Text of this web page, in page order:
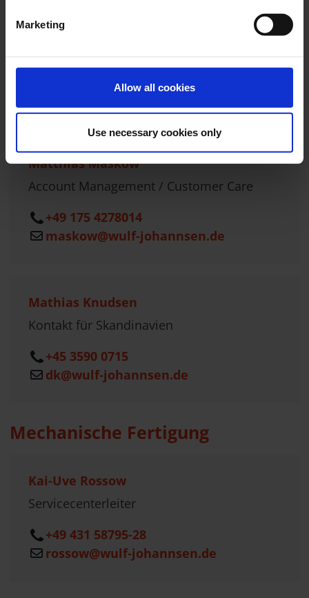
Marketing
Allow all cookies
Use necessary cookies only
nitschke@wulf-johannsen.de
Matthias Maskow
Account Management / Customer Care
+49 175 4278014
maskow@wulf-johannsen.de
Mathias Knudsen
Kontakt für Skandinavien
+45 3590 0715
dk@wulf-johannsen.de
Mechanische Fertigung
Kai-Uve Rossow
Servicecenterleiter
+49 431 58795-28
rossow@wulf-johannsen.de